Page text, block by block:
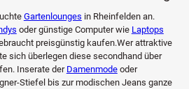
Gartenlounges in Rheinfelden an.
oder günstige Computer wie Laptops
preisgünstig kaufen.Wer attraktive
sich überlegen diese secondhand über
Inserate der Damenmodeoder
Stiefel bis zur modischen Jeans ganze